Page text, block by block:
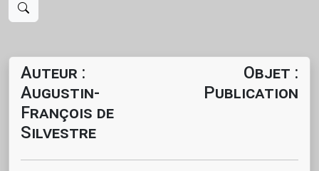
Auteur :
Augustin-
François de
Silvestre
Objet :
Publication